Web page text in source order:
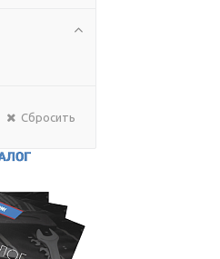
Сбросить